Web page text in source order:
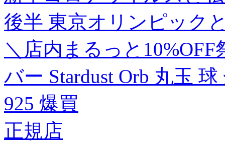
後半 東京オリンピック
＼店内まるっと
バー Stardust Orb 丸玉
925 爆買
正規店